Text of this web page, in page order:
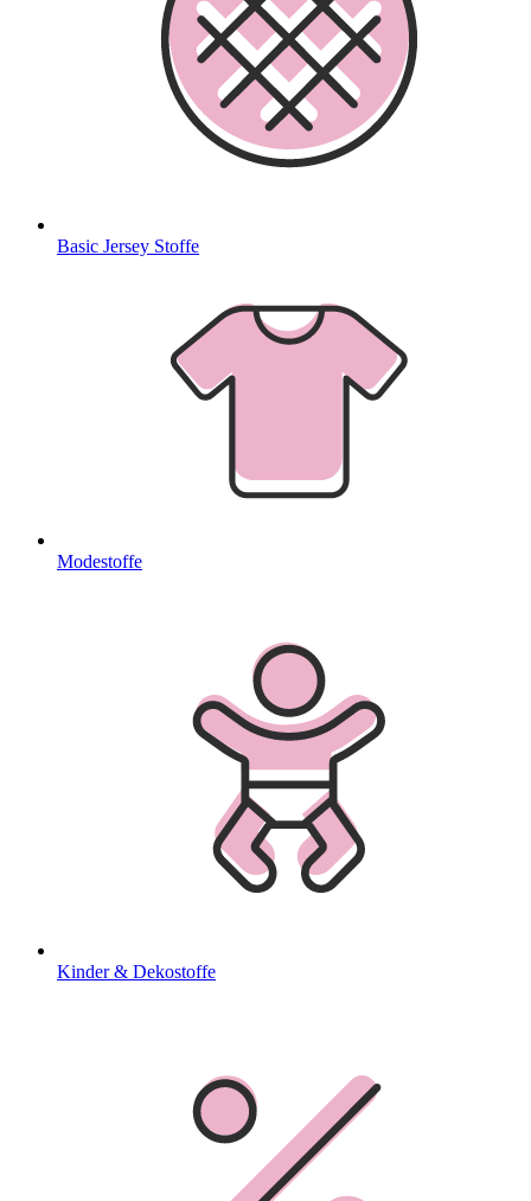
Basic Jersey Stoffe
Modestoffe
Kinder & Dekostoffe